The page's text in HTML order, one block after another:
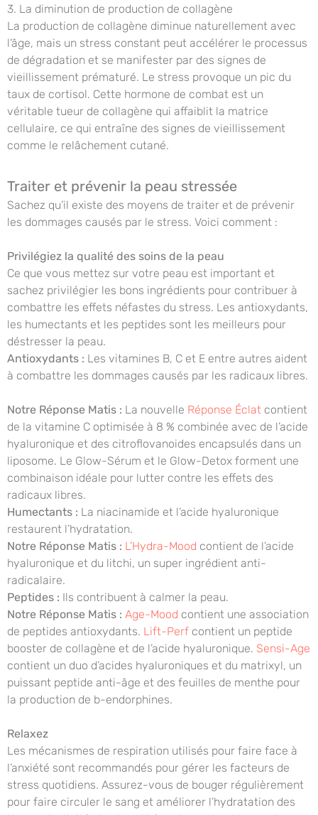
3. La diminution de production de collagène
La production de collagène diminue naturellement avec
l’âge, mais un stress constant peut accélérer le processus
de dégradation et se manifester par des signes de
vieillissement prématuré. Le stress provoque un pic du
taux de cortisol. Cette hormone de combat est un
véritable tueur de collagène qui affaiblit la matrice
cellulaire, ce qui entraîne des signes de vieillissement
comme le relâchement cutané.
Traiter et prévenir la peau stressée
Sachez qu’il existe des moyens de traiter et de prévenir
les dommages causés par le stress. Voici comment :
Privilégiez la qualité des soins de la peau
Ce que vous mettez sur votre peau est important et
sachez privilégier les bons ingrédients pour contribuer à
combattre les effets néfastes du stress. Les antioxydants,
les humectants et les peptides sont les meilleurs pour
déstresser la peau.
Antioxydants : Les vitamines B, C et E entre autres aident
à combattre les dommages causés par les radicaux libres.
Notre Réponse Matis : La nouvelle Réponse Éclat contient
de la vitamine C optimisée à 8 % combinée avec de l’acide
hyaluronique et des citroflovanoides encapsulés dans un
liposome. Le Glow-Sérum et le Glow-Detox forment une
combinaison idéale pour lutter contre les effets des
radicaux libres.
Humectants : La niacinamide et l’acide hyaluronique
restaurent l’hydratation.
Notre Réponse Matis : L’Hydra-Mood contient de l’acide
hyaluronique et du litchi, un super ingrédient anti-
radicalaire.
Peptides : Ils contribuent à calmer la peau.
Notre Réponse Matis : Age-Mood contient une association
de peptides antioxydants. Lift-Perf contient un peptide
booster de collagène et de l’acide hyaluronique. Sensi-Age
contient un duo d’acides hyaluroniques et du matrixyl, un
puissant peptide anti-âge et des feuilles de menthe pour
la production de b-endorphines.
Relaxez
Les mécanismes de respiration utilisés pour faire face à
l’anxiété sont recommandés pour gérer les facteurs de
stress quotidiens. Assurez-vous de bouger régulièrement
pour faire circuler le sang et améliorer l’hydratation des